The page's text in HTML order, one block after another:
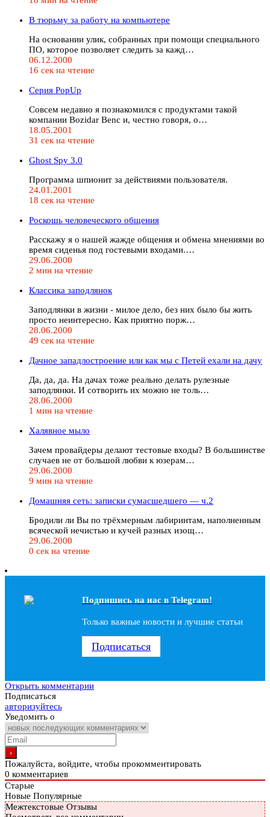
В тюрьму за работу на компьютере
На основании улик, собранных при помощи специального
ПО, которое позволяет следить за кажд…
06.12.2000
16 сек на чтение
Серия PopUp
Совсем недавно я познакомился с продуктами такой
компании Bozidar Benc и, честно говоря, о…
18.05.2001
31 сек на чтение
Ghost Spy 3.0
Программа шпионит за действиями пользователя.
24.01.2001
18 сек на чтение
Роскошь человеческого общения
Расскажу я о нашей жажде общения и обмена мнениями во
время сиденья под гостевыми входами.…
29.06.2000
2 мин на чтение
Классика заподлянок
Заподлянки в жизни - милое дело, без них было бы жить
просто неинтересно. Как приятно порж…
28.06.2000
49 сек на чтение
Дачное западлостроение или как мы с Петей ехали на дачу
Да, да, да. На дачах тоже реально делать рулезные
заподлянки. И сотворить их можно не толь…
28.06.2000
1 мин на чтение
Халявное мыло
Зачем провайдеры делают тестовые входы? В большинстве
случаев не от большой любви к юзерам…
29.06.2000
9 мин на чтение
Домашняя сеть: записки сумасшедшего — ч.2
Бродили ли Вы по трёхмерным лабиринтам, наполненным
всяческой нечистью и кучей разных изощ…
29.06.2000
0 сек на чтение
Подпишись на наc в Telegram!
Только важные новости и лучшие статьи
Подписаться
Открыть комментарии
Подписаться
авторизуйтесь
Уведомить о
Пожалуйста, войдите, чтобы прокомментировать
0 комментариев
Старые
Новые Популярные
Межтекстовые Отзывы